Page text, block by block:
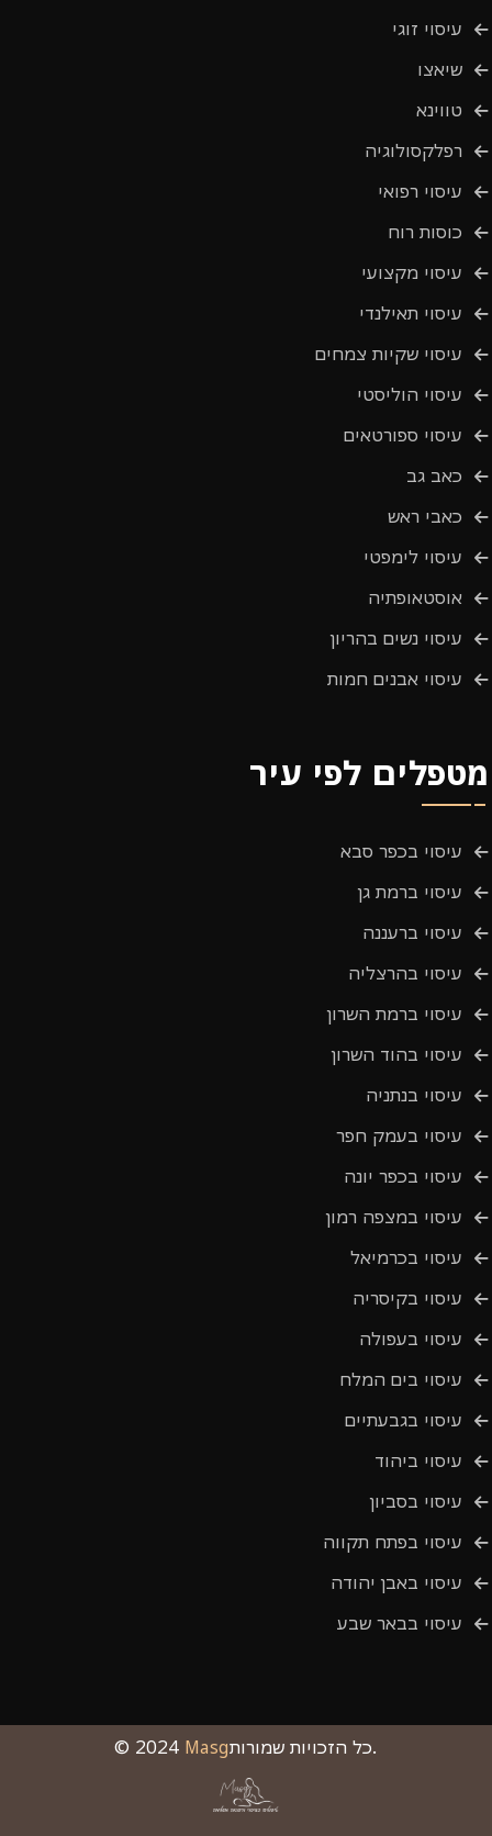
עיסוי זוגי
שיאצו
טווינא
רפלקסולוגיה
עיסוי רפואי
כוסות רוח
עיסוי מקצועי
עיסוי תאילנדי
עיסוי שקיות צמחים
עיסוי הוליסטי
עיסוי ספורטאים
כאב גב
כאבי ראש
עיסוי לימפטי
אוסטאופתיה
עיסוי נשים בהריון
עיסוי אבנים חמות
מטפלים לפי עיר
עיסוי בכפר סבא
עיסוי ברמת גן
עיסוי ברעננה
עיסוי בהרצליה
עיסוי ברמת השרון
עיסוי בהוד השרון
עיסוי בנתניה
עיסוי בעמק חפר
עיסוי בכפר יונה
עיסוי במצפה רמון
עיסוי בכרמיאל
עיסוי בקיסריה
עיסוי בעפולה
עיסוי בים המלח
עיסוי בגבעתיים
עיסוי ביהוד
עיסוי בסביון
עיסוי בפתח תקווה
עיסוי באבן יהודה
עיסוי בבאר שבע
© 2024 Masg כל הזכויות שמורות.